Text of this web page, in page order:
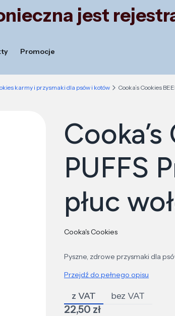
jest
Promocje
karmy i przysmaki dla psów i kotów Cooka’s Cookies
PUFFS
płuc
Cooka's Cookies
Pyszne, zdrowe przysmaki dla
Przejdź do pełnego opisu
z VAT bez VAT
Cena
22,50 zł